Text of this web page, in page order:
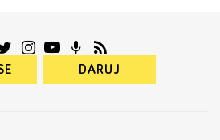
DARUJ